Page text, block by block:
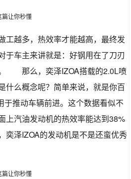
工越多，热效率才能越高，最终发
于车主来讲就是：好钢用在了刀刃
那么，奕泽IZOA搭载的2.0L喷
什么概念呢？简单来说，就是你百
于推动车辆前进。这个数据看似不
上汽油发动机的热效率能达到38%
奕泽IZOA的发动机是不是还蛮优秀